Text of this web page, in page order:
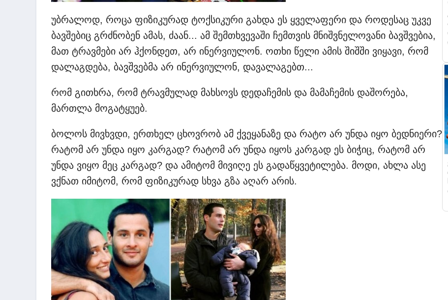
უბრალოდ, როცა ფიზიკურად ტოქსიკური გახდა ეს ყველაფერი და როდესაც უკვე
ბავშებიც გრძნობენ ამას, ძაან... ამ შემთხვევაში ჩემთვის მნიშვნელოვანი ბავშვებია,
მათ ტრავმები არ ჰქონდეთ, არ ინერვიულონ. ოთხი წელი ამის შიშში ვიყავი, რომ
დალაგდება, ბავშვებმა არ ინერვიულონ, დავალაგებთ...
რომ გითხრა, რომ ტრავმულად მახსოვს დედაჩემის და მამაჩემის დაშორება,
მართლა მოგატყუებ.
ბოლოს მივხვდი, ერთხელ ცხოვრობ ამ ქვეყანაზე და რატო არ უნდა იყო ბედნიერი?
რატომ არ უნდა იყო კარგად? რატომ არ უნდა იყოს კარგად ეს ბიჭიც, რატომ არ
უნდა ვიყო მეც კარგად? და ამიტომ მივიღე ეს გადაწყვეტილება. მოდი, ახლა ასე
ვქნათ იმიტომ, რომ ფიზიკურად სხვა გზა აღარ არის.